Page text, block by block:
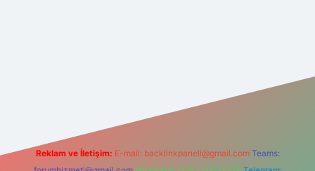
Reklam ve İletişim: E-mail: backlinkpaneli@gmail.com Teams: